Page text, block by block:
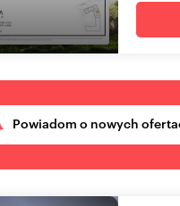
Powiadom o nowych